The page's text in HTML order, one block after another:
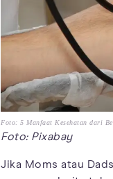
Foto: 5 Manfaat Kesehatan dari
Foto: Pixabay
Jika Moms atau